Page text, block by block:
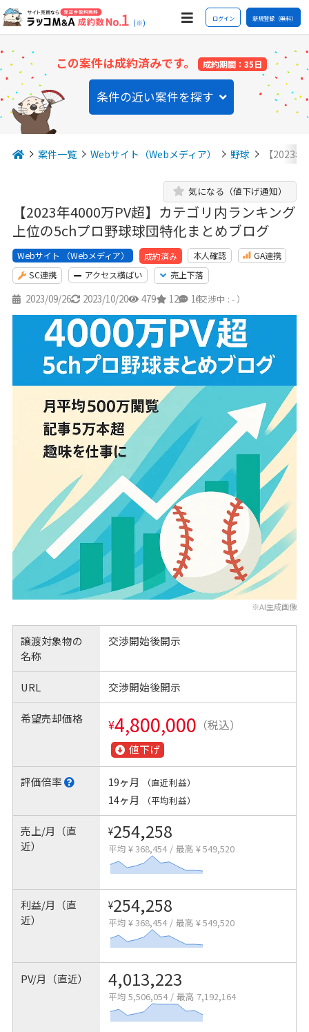
(※) ログイン 新規登録（無料）
この案件は成約済みです。 成約期間：35日
条件の近い案件を探す
案件一覧 Webサイト（Webメディア） 野球 【2023
【2023年4000万PV超】カテゴリ内ランキング
上位の5chプロ野球球団特化まとめブログ
気になる（値下げ通知）
Webサイト （Webメディア） 成約済み 本人確認
GA連携
SC連携
アクセス横ばい 売上下落
2023/09/26 2023/10/20 479 12 14
（交渉中 : - ）
※AI生成画像
譲渡対象物の
名称
交渉開始後開示
URL 交渉開始後開示
希望売却価格 ¥4,800,000 （税込）
値下げ
評価倍率 19ヶ月 （直近利益）
14ヶ月 （平均利益）
売上/月（直
近）
¥254,258
平均 ¥ 368,454 / 最高 ¥ 549,520
利益/月（直
近）
¥254,258
平均 ¥ 368,454 / 最高 ¥ 549,520
PV/月（直近） 4,013,223
平均 5,506,054 / 最高 7,192,164